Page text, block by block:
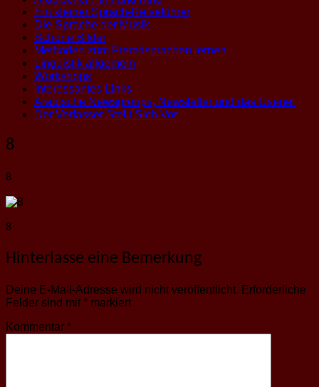
Ein kleiner Sprach-Reiseführer
Die Sprache der Musik
Schöne Bilder
Methoden zum Fremdsprachen lernen
Linguistik allgemein
Workshops
Interessantes Links
Arabische Newsgroups, Newsletter und das Usenet
Der Verfasser Stellt Sich Vor
8
8
8
Hinterlasse eine Bemerkung
Deine E-Mail-Adresse wird nicht veröffentlicht. Erforderliche
Felder sind mit * markiert
Kommentar *